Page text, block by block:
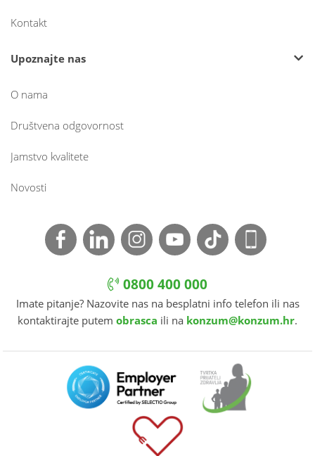
Kontakt
Upoznajte nas
O nama
Društvena odgovornost
Jamstvo kvalitete
Novosti
0800 400 000
Imate pitanje? Nazovite nas na besplatni info telefon ili nas
kontaktirajte putem obrasca ili na konzum@konzum.hr.